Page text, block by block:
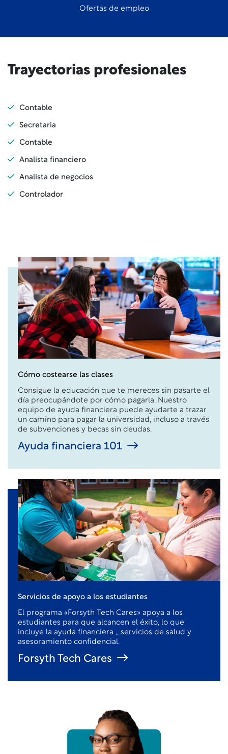
Ofertas de empleo
Trayectorias profesionales
Contable
Secretaria
Contable
Analista financiero
Analista de negocios
Controlador
Cómo costearse las clases
Consigue la educación que te mereces sin pasarte el
día preocupándote por cómo pagarla. Nuestro
equipo de ayuda financiera puede ayudarte a trazar
un camino para pagar la universidad, incluso a través
de subvenciones y becas sin deudas.
Ayuda financiera 101
Servicios de apoyo a los estudiantes
El programa «Forsyth Tech Cares» apoya a los
estudiantes para que alcancen el éxito, lo que
incluye la ayuda financiera ,, servicios de salud y
asesoramiento confidencial.
Forsyth Tech Cares